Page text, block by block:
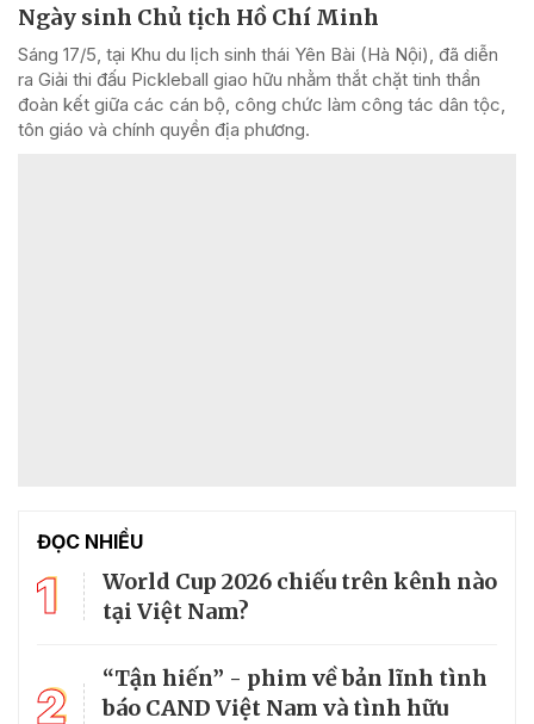
Ngày sinh Chủ tịch Hồ Chí Minh
Sáng 17/5, tại Khu du lịch sinh thái Yên Bài (Hà Nội), đã diễn
ra Giải thi đấu Pickleball giao hữu nhằm thắt chặt tinh thần
đoàn kết giữa các cán bộ, công chức làm công tác dân tộc,
tôn giáo và chính quyền địa phương.
ĐỌC NHIỀU
1
World Cup 2026 chiếu trên kênh nào
tại Việt Nam?
2
“Tận hiến” - phim về bản lĩnh tình
báo CAND Việt Nam và tình hữu